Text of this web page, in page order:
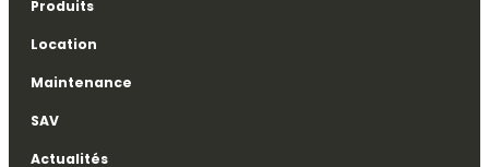
Produits
Location
Maintenance
SAV
Actualités